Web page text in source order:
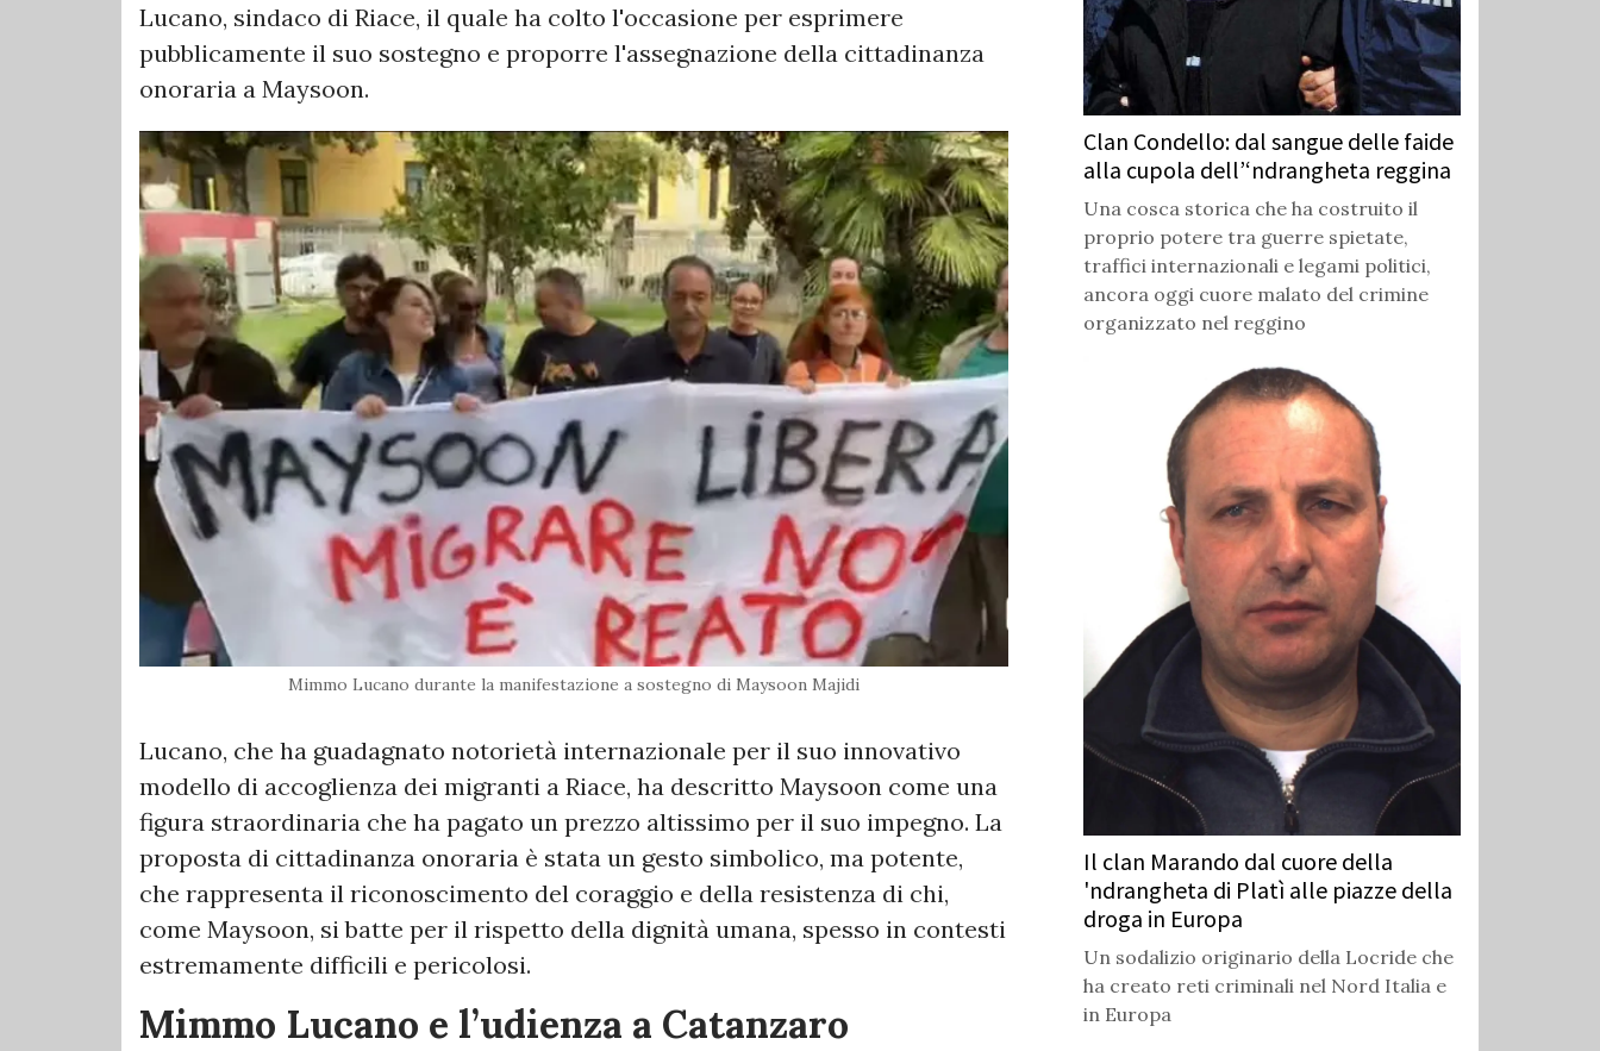
Lucano, sindaco di Riace, il quale ha colto l'occasione per esprimere
pubblicamente il suo sostegno e proporre l'assegnazione della cittadinanza
onoraria a Maysoon.
Mimmo Lucano durante la manifestazione a sostegno di Maysoon Majidi
Lucano, che ha guadagnato notorietà internazionale per il suo innovativo
modello di accoglienza dei migranti a Riace, ha descritto Maysoon come una
figura straordinaria che ha pagato un prezzo altissimo per il suo impegno. La
proposta di cittadinanza onoraria è stata un gesto simbolico, ma potente,
che rappresenta il riconoscimento del coraggio e della resistenza di chi,
come Maysoon, si batte per il rispetto della dignità umana, spesso in contesti
estremamente difficili e pericolosi.
Mimmo Lucano e l’udienza a Catanzaro
Clan Condello: dal sangue delle faide
alla cupola dell’‘ndrangheta reggina
Una cosca storica che ha costruito il
proprio potere tra guerre spietate,
traffici internazionali e legami politici,
ancora oggi cuore malato del crimine
organizzato nel reggino
Il clan Marando dal cuore della
'ndrangheta di Platì alle piazze della
droga in Europa
Un sodalizio originario della Locride che
ha creato reti criminali nel Nord Italia e
in Europa